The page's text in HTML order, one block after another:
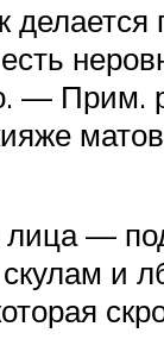
— Прим.
—
и